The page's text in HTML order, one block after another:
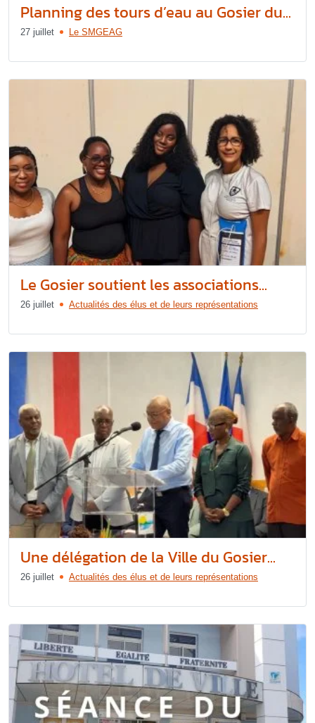
Planning des tours d’eau au Gosier du...
27 juillet Le SMGEAG
Le Gosier soutient les associations...
26 juillet Actualités des élus et de leurs représentations
Une délégation de la Ville du Gosier...
26 juillet Actualités des élus et de leurs représentations